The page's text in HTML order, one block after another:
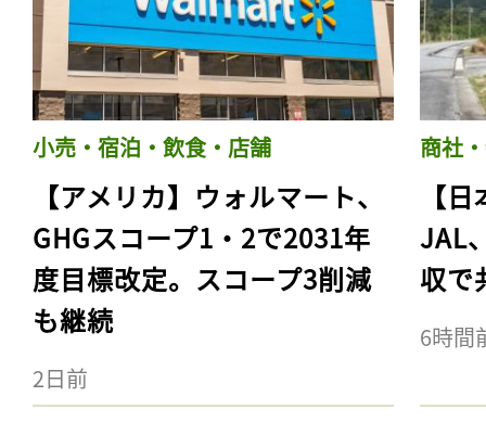
小売・宿泊・飲食・店舗
【アメリカ】ウォルマート、
GHGスコープ1・2で2031年
度目標改定。スコープ3削減
も継続
2日前
商社
【
JAL
収で
6時間